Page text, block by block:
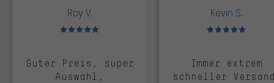
Roy V.
Bewertungen: 5 von 5
Guter Preis, super
Auswahl,
Kevin S.
Bewertungen: 5 von 5
Immer extrem
schneller